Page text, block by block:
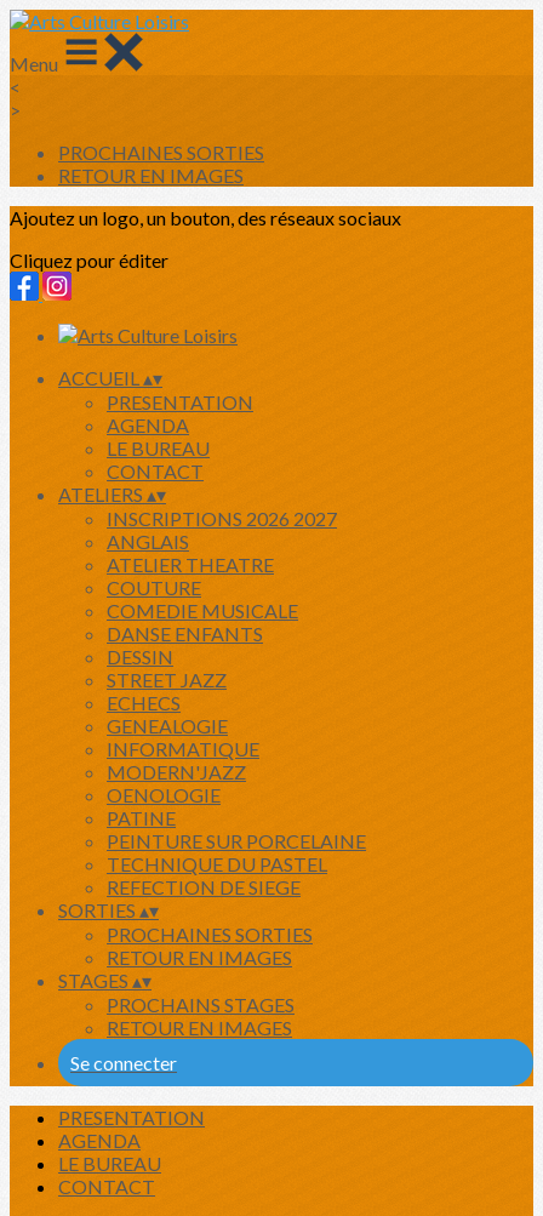
Menu
<
>
PROCHAINES SORTIES
RETOUR EN IMAGES
Ajoutez un logo, un bouton, des réseaux sociaux
Cliquez pour éditer
ACCUEIL▴▾
PRESENTATION
AGENDA
LE BUREAU
CONTACT
ATELIERS ▴▾
INSCRIPTIONS 2026 2027
ANGLAIS
ATELIER THEATRE
COUTURE
COMEDIE MUSICALE
DANSE ENFANTS
DESSIN
STREET JAZZ
ECHECS
GENEALOGIE
INFORMATIQUE
MODERN'JAZZ
OENOLOGIE
PATINE
PEINTURE SUR PORCELAINE
TECHNIQUE DU PASTEL
REFECTION DE SIEGE
SORTIES ▴▾
PROCHAINES SORTIES
RETOUR EN IMAGES
STAGES ▴▾
PROCHAINS STAGES
RETOUR EN IMAGES
Se connecter
PRESENTATION
AGENDA
LE BUREAU
CONTACT